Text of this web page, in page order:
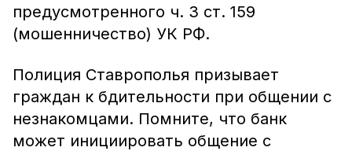
предусмотренного ч. 3 ст. 159
(мошенничество) УК РФ.
Полиция Ставрополья призывает
граждан к бдительности при общении с
незнакомцами. Помните, что банк
может инициировать общение с